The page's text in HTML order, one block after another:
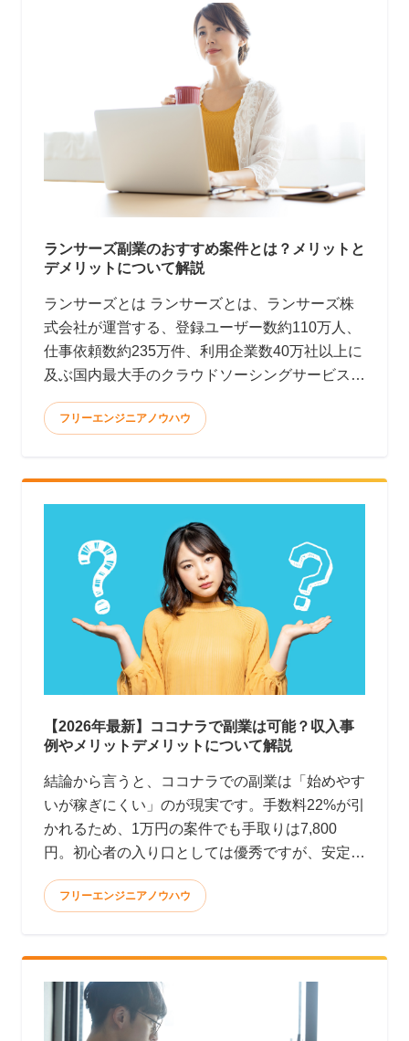
ランサーズ副業のおすすめ案件とは？メリットと
デメリットについて解説
ランサーズとは ランサーズとは、ランサーズ株
式会社が運営する、登録ユーザー数約110万人、
仕事依頼数約235万件、利用企業数40万社以上に
及ぶ国内最大手のクラウドソーシングサービスで
す。(2022年9月時点)
フリーエンジニアノウハウ
【2026年最新】ココナラで副業は可能？収入事
例やメリットデメリットについて解説
結論から言うと、ココナラでの副業は「始めやす
いが稼ぎにくい」のが現実です。手数料22%が引
かれるため、1万円の案件でも手取りは7,800
円。初心者の入り口としては優秀ですが、安定
フリーエンジニアノウハウ